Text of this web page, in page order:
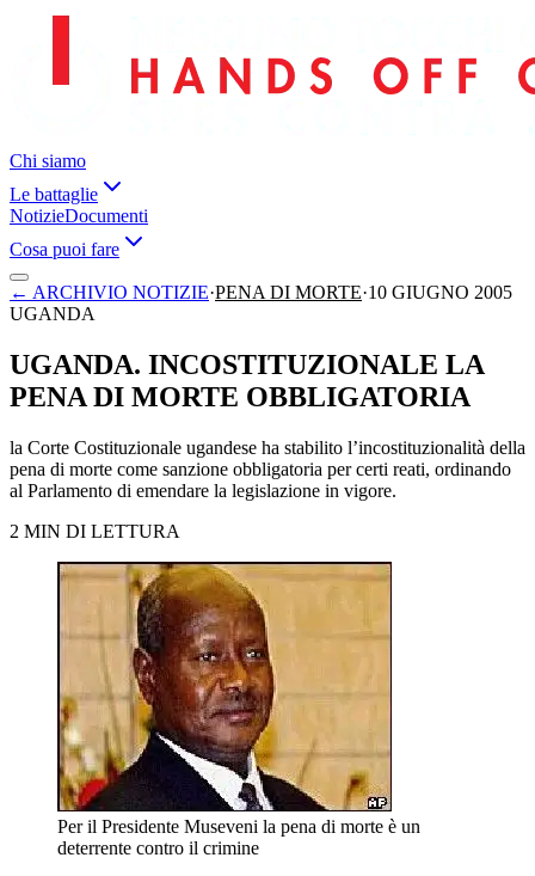
Chi siamo
Le battaglie
NotizieDocumenti
Cosa puoi fare
← ARCHIVIO NOTIZIE·PENA DI MORTE·10 GIUGNO 2005
UGANDA
UGANDA. INCOSTITUZIONALE LA
PENA DI MORTE OBBLIGATORIA
la Corte Costituzionale ugandese ha stabilito l’incostituzionalità della
pena di morte come sanzione obbligatoria per certi reati, ordinando
al Parlamento di emendare la legislazione in vigore.
2 MIN DI LETTURA
Per il Presidente Museveni la pena di morte è un
deterrente contro il crimine